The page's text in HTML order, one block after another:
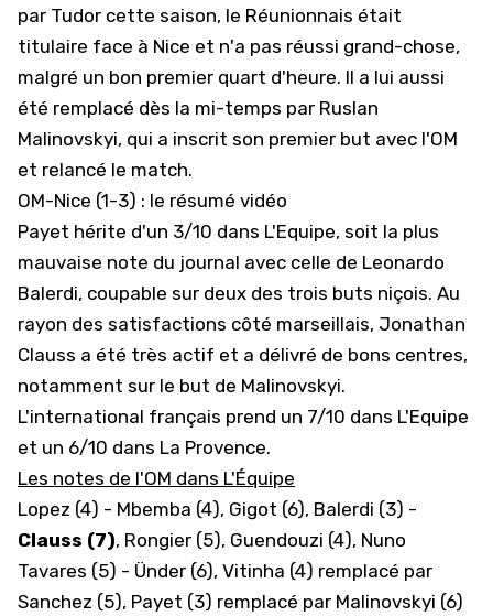
par Tudor cette saison, le Réunionnais était
titulaire face à Nice et n'a pas réussi grand-chose,
malgré un bon premier quart d'heure. Il a lui aussi
été remplacé dès la mi-temps par Ruslan
Malinovskyi, qui a inscrit son premier but avec l'OM
et relancé le match.
OM-Nice (1-3) : le résumé vidéo
Payet hérite d'un 3/10 dans L'Equipe, soit la plus
mauvaise note du journal avec celle de Leonardo
Balerdi, coupable sur deux des trois buts niçois. Au
rayon des satisfactions côté marseillais, Jonathan
Clauss a été très actif et a délivré de bons centres,
notamment sur le but de Malinovskyi.
L'international français prend un 7/10 dans L'Equipe
et un 6/10 dans La Provence.
Les notes de l'OM dans L'Équipe
Lopez (4) - Mbemba (4), Gigot (6), Balerdi (3) -
Clauss (7), Rongier (5), Guendouzi (4), Nuno
Tavares (5) - Ünder (6), Vitinha (4) remplacé par
Sanchez (5), Payet (3) remplacé par Malinovskyi (6)